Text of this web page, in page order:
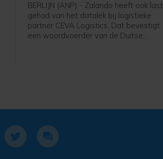
BERLIJN (ANP) - Zalando heeft ook last
gehad van het datalek bij logistieke
partner CEVA Logistics. Dat bevestigt
een woordvoerder van de Duitse